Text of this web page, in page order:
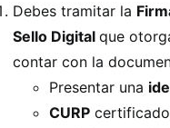
Debes tramitar la
Sello Digital que
contar con la
Presentar una
CURP